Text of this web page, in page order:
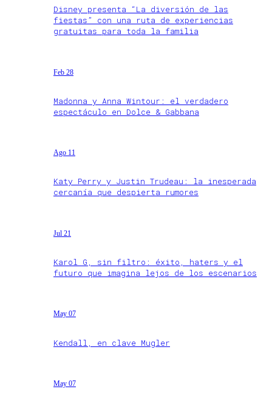
Disney presenta “La diversión de las
fiestas” con una ruta de experiencias
gratuitas para toda la familia
Feb 28
Madonna y Anna Wintour: el verdadero
espectáculo en Dolce & Gabbana
Ago 11
Katy Perry y Justin Trudeau: la inesperada
cercanía que despierta rumores
Jul 21
Karol G, sin filtro: éxito, haters y el
futuro que imagina lejos de los escenarios
May 07
Kendall, en clave Mugler
May 07